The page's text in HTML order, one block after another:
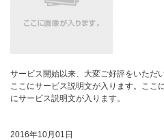
サービス開始以来、大変ご好評をいただ
ここにサービス説明文が入ります。ここ
にサービス説明文が入ります。
2016年10月01日